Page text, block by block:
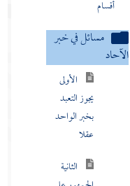
مسائل في خبر
الآحاد
يجوز التعبد
بخبر الواحد
عقلا
الجمهور على
جواز التعبد